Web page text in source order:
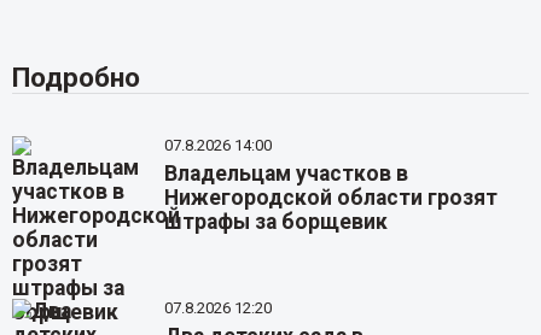
Подробно
07.8.2026 14:00
Владельцам участков в
Нижегородской области грозят
штрафы за борщевик
07.8.2026 12:20